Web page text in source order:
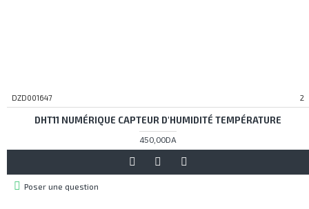
DZD001647 2
DHT11 NUMÉRIQUE CAPTEUR D'HUMIDITÉ TEMPÉRATURE
450,00DA
Poser une question